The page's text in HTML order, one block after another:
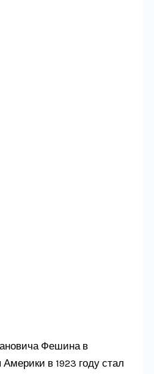
Фешина в
в 1923 году стал